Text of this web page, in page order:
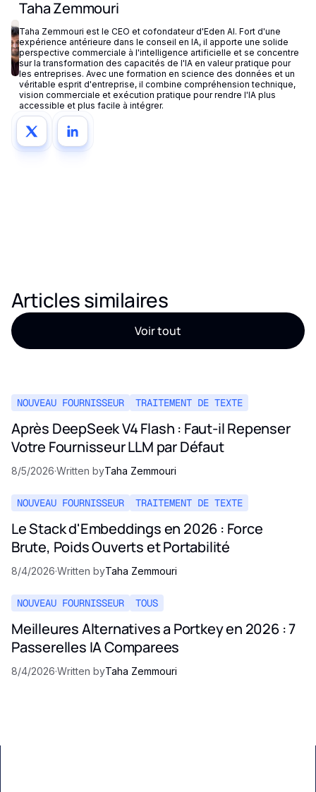
Taha Zemmouri
Taha Zemmouri est le CEO et cofondateur d'Eden AI. Fort d'une
expérience antérieure dans le conseil en IA, il apporte une solide
perspective commerciale à l'intelligence artificielle et se concentre
sur la transformation des capacités de l'IA en valeur pratique pour
les entreprises. Avec une formation en science des données et un
véritable esprit d'entreprise, il combine compréhension technique,
vision commerciale et exécution pratique pour rendre l'IA plus
accessible et plus facile à intégrer.
Articles similaires
Voir tout
NOUVEAU FOURNISSEUR TRAITEMENT DE TEXTE
Après DeepSeek V4 Flash : Faut-il Repenser
Votre Fournisseur LLM par Défaut
8/5/2026·Written byTaha Zemmouri
NOUVEAU FOURNISSEUR TRAITEMENT DE TEXTE
Le Stack d'Embeddings en 2026 : Force
Brute, Poids Ouverts et Portabilité
8/4/2026·Written byTaha Zemmouri
NOUVEAU FOURNISSEUR TOUS
Meilleures Alternatives a Portkey en 2026 : 7
Passerelles IA Comparees
8/4/2026·Written byTaha Zemmouri